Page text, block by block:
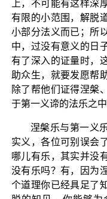
上，不可能有这样深
有限的小范围，解脱
小部分法义而已；所
中，过没有意义的日
有了深入的证量时，
助众生，就要发愿帮
除了帮他们证得涅槃
于第一义谛的法乐之中
涅槃乐与第一义
实义，各位可别误会
哪儿有乐，其实并没
没有乐吗？有，因为
个道理你已经具足了